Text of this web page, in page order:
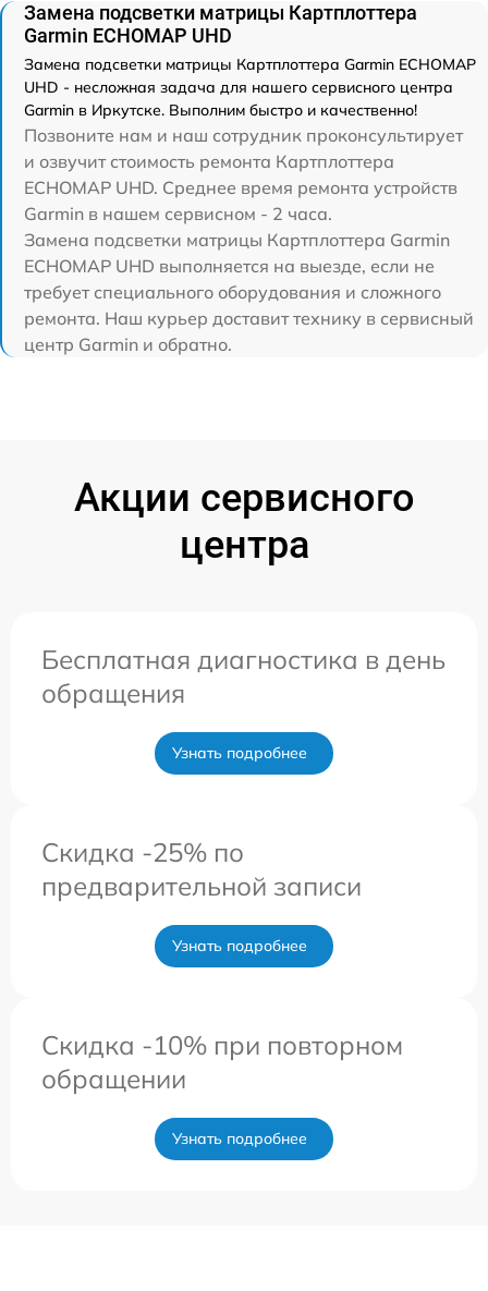
Замена подсветки матрицы Картплоттера
Garmin ECHOMAP UHD
Замена подсветки матрицы Картплоттера Garmin ECHOMAP
UHD - несложная задача для нашего сервисного центра
Garmin в Иркутске. Выполним быстро и качественно!
Позвоните нам и наш сотрудник проконсультирует
и озвучит стоимость ремонта Картплоттера
ECHOMAP UHD. Среднее время ремонта устройств
Garmin в нашем сервисном - 2 часа.
Замена подсветки матрицы Картплоттера Garmin
ECHOMAP UHD выполняется на выезде, если не
требует специального оборудования и сложного
ремонта. Наш курьер доставит технику в сервисный
центр Garmin и обратно.
Акции сервисного
центра
Бесплатная диагностика в день
обращения
Узнать подробнее
Скидка -25% по
предварительной записи
Узнать подробнее
Скидка -10% при повторном
обращении
Узнать подробнее